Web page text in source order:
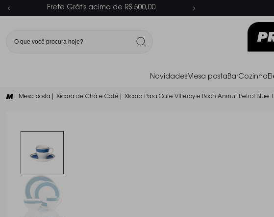
Parcelamento em até 6x sem juros
NovidadesMesa postaBarCozinha
| Mesa posta | Xícara de Chá e Café | Xicara Para Cafe Villeroy e Boch Anmut Petrol Blue